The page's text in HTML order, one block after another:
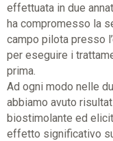
effettuata in due
ha compromesso la
campo pilota presso
per eseguire i
prima.
Ad ogni modo nelle
abbiamo avuto
biostimolante ed
effetto significativo